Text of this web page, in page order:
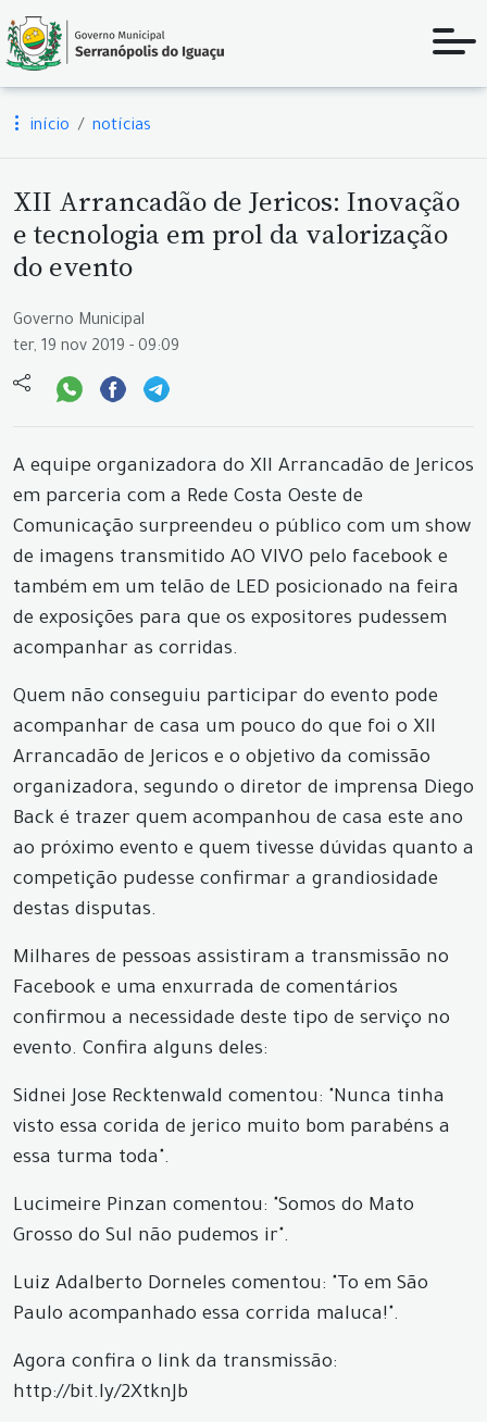
início notícias
XII Arrancadão de Jericos: Inovação
e tecnologia em prol da valorização
do evento
Governo Municipal
ter, 19 nov 2019 - 09:09
A equipe organizadora do XII Arrancadão de Jericos
em parceria com a Rede Costa Oeste de
Comunicação surpreendeu o público com um show
de imagens transmitido AO VIVO pelo facebook e
também em um telão de LED posicionado na feira
de exposições para que os expositores pudessem
acompanhar as corridas.
Quem não conseguiu participar do evento pode
acompanhar de casa um pouco do que foi o XII
Arrancadão de Jericos e o objetivo da comissão
organizadora, segundo o diretor de imprensa Diego
Back é trazer quem acompanhou de casa este ano
ao próximo evento e quem tivesse dúvidas quanto a
competição pudesse confirmar a grandiosidade
destas disputas.
Milhares de pessoas assistiram a transmissão no
Facebook e uma enxurrada de comentários
confirmou a necessidade deste tipo de serviço no
evento. Confira alguns deles:
Sidnei Jose Recktenwald comentou: "Nunca tinha
visto essa corida de jerico muito bom parabéns a
essa turma toda".
Lucimeire Pinzan comentou: "Somos do Mato
Grosso do Sul não pudemos ir".
Luiz Adalberto Dorneles comentou: "To em São
Paulo acompanhado essa corrida maluca!".
Agora confira o link da transmissão:
http://bit.ly/2XtknJb